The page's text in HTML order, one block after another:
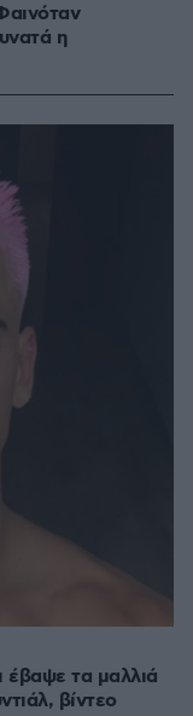
η
έβαψε τα μαλλιά
βίντεο